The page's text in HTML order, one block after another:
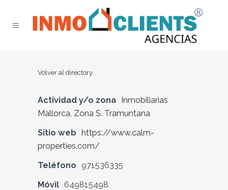
Volver al directory
Actividad y/o zona Inmobiliarias
Mallorca, Zona S. Tramuntana
Sitio web https://www.calm-
properties.com/
Teléfono
971536335
Móvil 649815498